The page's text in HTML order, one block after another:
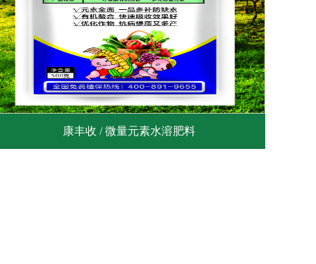
康丰收 / 微量元素水溶肥料